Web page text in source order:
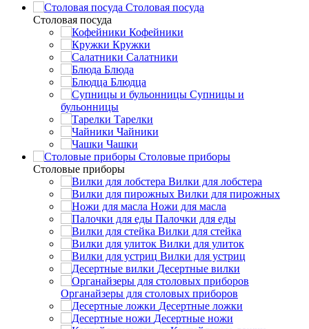
Столовая посуда
Столовая посуда
Кофейники
Кружки
Салатники
Блюда
Блюдца
Супницы и
бульонницы
Тарелки
Чайники
Чашки
Cтоловые приборы
Cтоловые приборы
Вилки для лобстера
Вилки для пирожных
Ножи для масла
Палочки для еды
Вилки для стейка
Вилки для улиток
Вилки для устриц
Десертные вилки
Органайзеры для столовых приборов
Десертные ложки
Десертные ножи